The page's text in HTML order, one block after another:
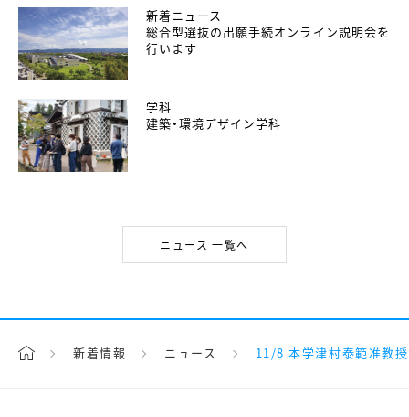
新着ニュース
総合型選抜の出願手続オンライン説明会を
行います
学科
建築・環境デザイン学科
ニュース 一覧へ
新着情報 ニュース 11/8 本学津村泰範准教